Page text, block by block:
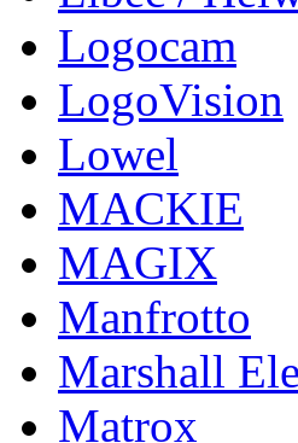
Logocam
LogoVision
Lowel
MACKIE
MAGIX
Manfrotto
Marshall
Matrox